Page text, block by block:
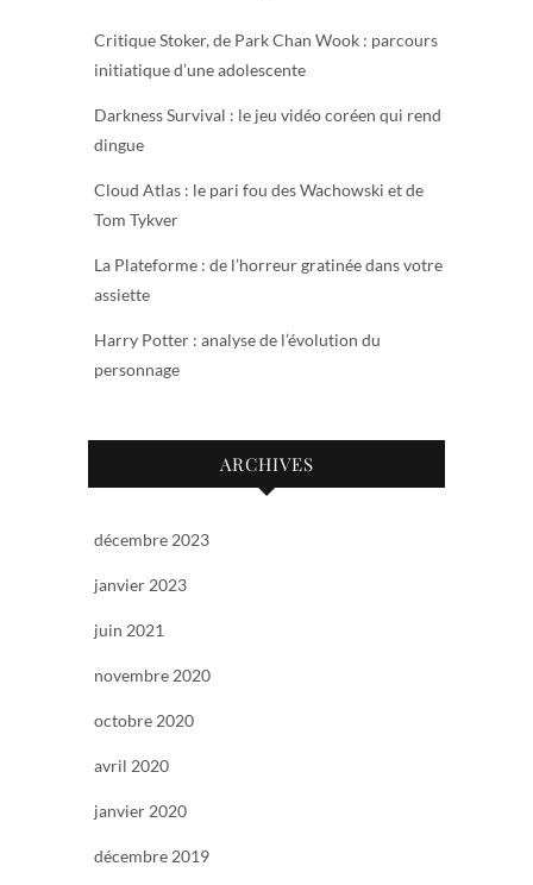
Critique Stoker, de Park Chan Wook : parcours
initiatique d’une adolescente
Darkness Survival : le jeu vidéo coréen qui rend
dingue
Cloud Atlas : le pari fou des Wachowski et de
Tom Tykver
La Plateforme : de l’horreur gratinée dans votre
assiette
Harry Potter : analyse de l’évolution du
personnage
ARCHIVES
décembre 2023
janvier 2023
juin 2021
novembre 2020
octobre 2020
avril 2020
janvier 2020
décembre 2019